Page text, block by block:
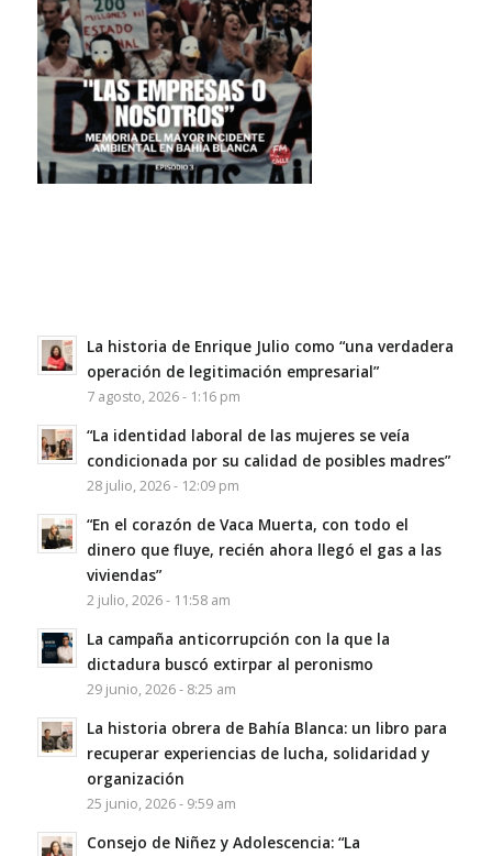
La historia de Enrique Julio como “una verdadera
operación de legitimación empresarial”
7 agosto, 2026 - 1:16 pm
“La identidad laboral de las mujeres se veía
condicionada por su calidad de posibles madres”
28 julio, 2026 - 12:09 pm
“En el corazón de Vaca Muerta, con todo el
dinero que fluye, recién ahora llegó el gas a las
viviendas”
2 julio, 2026 - 11:58 am
La campaña anticorrupción con la que la
dictadura buscó extirpar al peronismo
29 junio, 2026 - 8:25 am
La historia obrera de Bahía Blanca: un libro para
recuperar experiencias de lucha, solidaridad y
organización
25 junio, 2026 - 9:59 am
Consejo de Niñez y Adolescencia: “La